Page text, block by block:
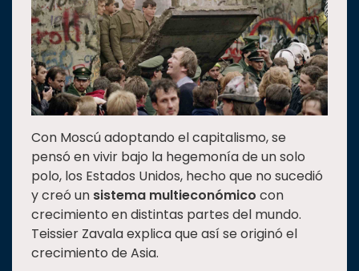
Con Moscú adoptando el capitalismo, se
pensó en vivir bajo la hegemonía de un solo
polo, los Estados Unidos, hecho que no sucedió
y creó un sistema multieconómico con
crecimiento en distintas partes del mundo.
Teissier Zavala explica que así se originó el
crecimiento de Asia.